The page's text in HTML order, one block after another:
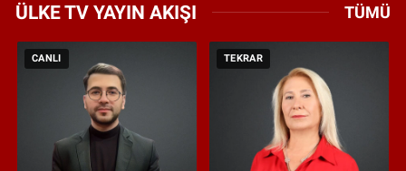
ÜLKE TV YAYIN AKIŞI TÜMÜ
CANLI TEKRAR